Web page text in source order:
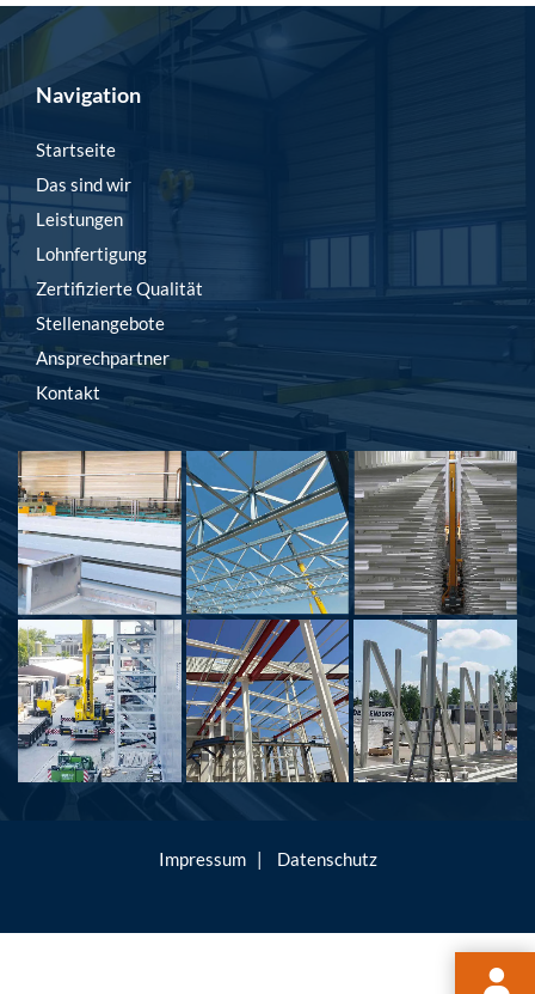
Navigation
Startseite
Das sind wir
Leistungen
Lohnfertigung
Zertifizierte Qualität
Stellenangebote
Ansprechpartner
Kontakt
Impressum| Datenschutz